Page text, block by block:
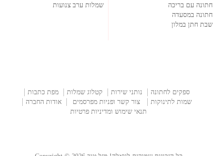
חתונה עם בריכה
חתונה במסעדה
שבת חתן במלון
שמלות ערב צנועות
ספקים לחתונה נותני שירות קטלוג שמלות
מפת כתבות
שמות לתינוקות
צור קשר ופניות מפרסמים
אודות החברה
תנאי שימוש ומדיניות פרטיות